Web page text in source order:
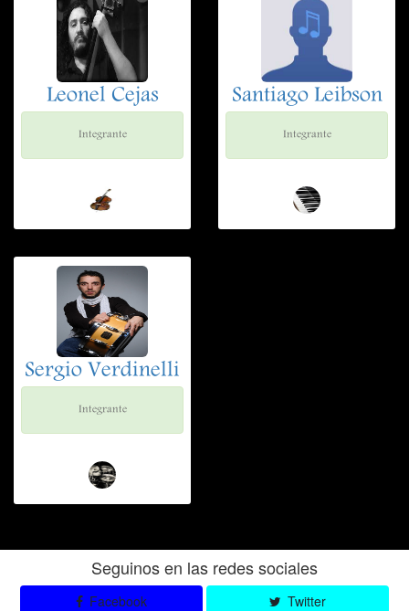
Leonel Cejas
Integrante
Santiago Leibson
Integrante
Sergio Verdinelli
Integrante
Seguinos en las redes sociales
Facebook
Twitter